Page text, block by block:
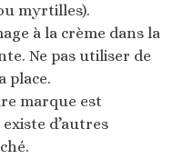
myrtilles).
à la crème dans la
Ne pas utiliser de
place.
marque est
d’autres